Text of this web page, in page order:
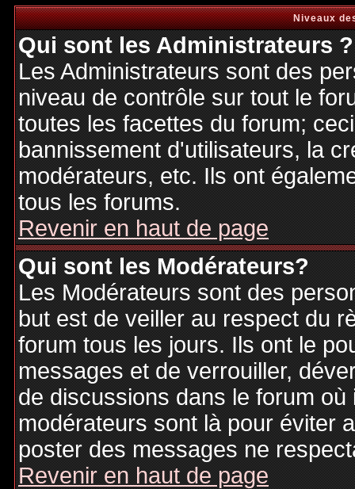
Niveaux
Qui sont les Administrateurs ?
Les Administrateurs sont des
niveau de contrôle sur tout le
toutes les facettes du forum;
bannissement d'utilisateurs, la
modérateurs, etc. Ils ont
tous les forums.
Revenir en haut de page
Qui sont les Modérateurs?
Les Modérateurs sont des
but est de veiller au respect du
forum tous les jours. Ils ont le
messages et de verrouiller,
de discussions dans le forum
modérateurs sont là pour éviter
poster des messages ne
Revenir en haut de page